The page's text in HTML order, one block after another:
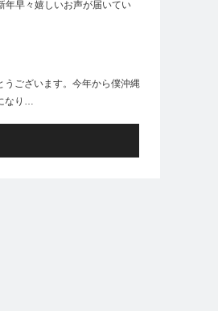
年早々嬉しいお声が届いてい
うございます。今年から僕沖縄
なり…